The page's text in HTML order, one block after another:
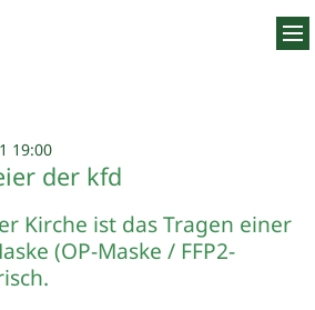
19:00:
der kfd
Kirche ist das Tragen einer
(OP-Maske / FFP2-